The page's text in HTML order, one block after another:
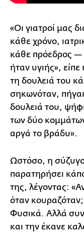
«Οι γιατροί μας
κάθε χρόνο,
κάθε πρόεδρος —
ήταν υγιής», είπε
τη δουλειά του
σηκωνόταν,
δουλειά του,
των δύο
αργά το βράδυ».
Ωστόσο, η
παρατηρήσει
της, λέγοντας:
όταν κουραζόταν;
Φυσικά. Αλλά
και την έκανε